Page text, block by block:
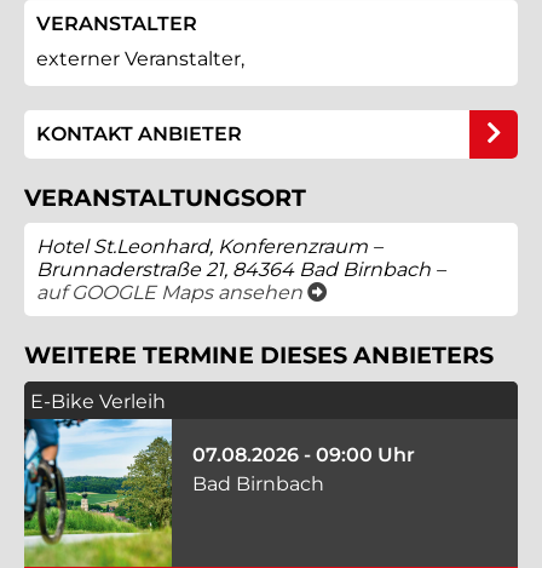
VERANSTALTER
externer Veranstalter,
KONTAKT ANBIETER
VERANSTALTUNGSORT
Hotel St.Leonhard, Konferenzraum –
Brunnaderstraße 21, 84364 Bad Birnbach –
auf GOOGLE Maps ansehen öffnet ein neues Fenster
WEITERE TERMINE DIESES ANBIETERS
E-Bike Verleih
07.08.2026 - 09:00 Uhr
Bad Birnbach